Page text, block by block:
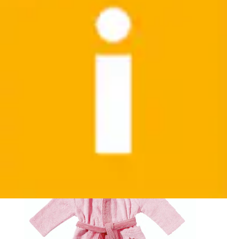
Babybademantel »Pony« 1 Stk. mit Kapuze und
kleiner Stickerei, Organic Cotton